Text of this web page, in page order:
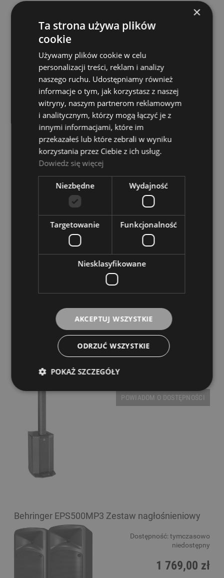
Zestaw nagłośnieniowy - RH Sound PP 2112 ADX
Dostępność:
999,00 zł
DO KOSZYKA
Zestaw nagłośnieniowy - Yamaha Stagepas
Dostępność:
Aktywny szerokopasmowy system kolumnowy -
HK Audio Polar 12
Dostępność:
POWIADOM O DOSTĘPNOŚCI
Behringer EPS500MP3 Zestaw nagłośnieniowy
Dostępność: tymczasowo
niedostępny
1 769,00 zł
×
Ta strona używa plików
cookie
Używamy plików cookie w celu
personalizacji treści, reklam i analizy
naszego ruchu. Udostępniamy również
informacje o tym, jak korzystasz z naszej
witryny, naszym partnerom reklamowym
i analitycznym, którzy mogą łączyć je z
innymi informacjami, które im
przekazałeś lub które zebrali w wyniku
korzystania przez Ciebie z ich usług.
Dowiedz się więcej
Niezbędne Wydajność
Targetowanie Funkcjonalność
Niesklasyfikowane
AKCEPTUJ WSZYSTKIE
ODRZUĆ WSZYSTKIE
POKAŻ SZCZEGÓŁY